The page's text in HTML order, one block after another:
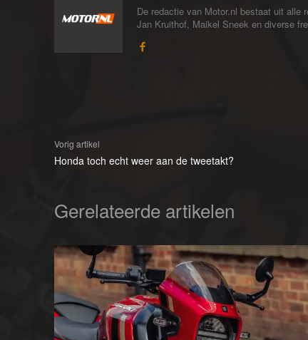
De redactie van Motor.nl bestaat uit alle
Jan Kruithof, Maikel Sneek en diverse
Vorig artikel
Honda toch echt weer aan de tweetakt?
Gerelateerde artikelen